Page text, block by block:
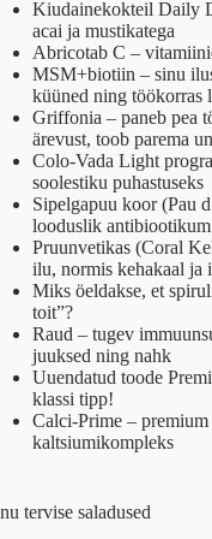
Kiudainekokteil Daily
acai ja mustikatega
Abricotab C –
MSM+biotiin – sinu
küüned ning töökorras
Griffonia – paneb pea
ärevust, toob parema
Colo-Vada Light
soolestiku puhastuseks
Sipelgapuu koor (Pau
looduslik antibiootikum
Pruunvetikas (Coral
ilu, normis kehakaal ja
Miks öeldakse, et
toit”?
Raud – tugev
juuksed ning nahk
Uuendatud toode
klassi tipp!
Calci-Prime – premium
kaltsiumikompleks
tervise saladused